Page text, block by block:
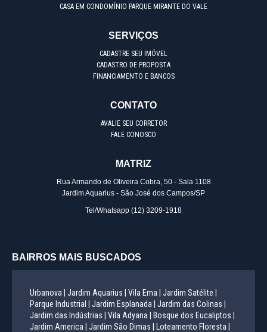
CASA EM CONDOMÍNIO PARQUE MIRANTE DO VALE
SERVIÇOS
CADASTRE SEU IMÓVEL
CADASTRO DE PROPOSTA
FINANCIAMENTO E BANCOS
CONTATO
AVALIE SEU CORRETOR
FALE CONOSCO
MATRIZ
Rua Armando de Oliveira Cobra, 50 - Sala 1108
Jardim Aquarius - São José dos Campos/SP
Tel/Whatsapp (12) 3209-1918
BAIRROS MAIS BUSCADOS
Urbanova | Jardim Aquarius | Vila Ema |
Jardim Satélite |
Parque Industrial |
Jardim Esplanada |
Jardim das Colinas |
Jardim das Indústrias |
Vila Adyana |
Bosque dos Eucaliptos |
Jardim America |
Jardim São Dimas |
Loteamento Floresta |